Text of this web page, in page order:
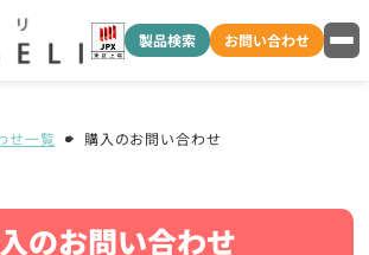
製品検索 お問い合わせ
せ一覧 購入のお問い合わせ
のお問い合わせ